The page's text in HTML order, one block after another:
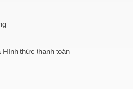
Hình thức thanh toán